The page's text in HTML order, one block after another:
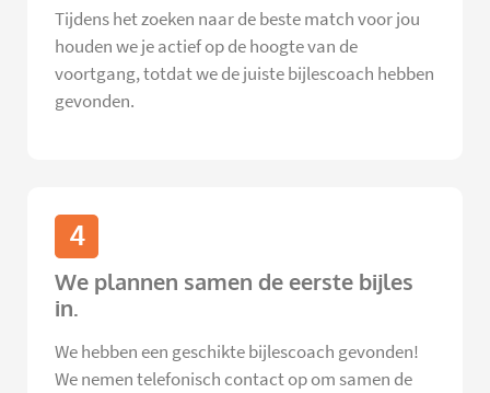
Tijdens het zoeken naar de beste match voor jou
houden we je actief op de hoogte van de
voortgang, totdat we de juiste bijlescoach hebben
gevonden.
4
We plannen samen de eerste bijles
in.
We hebben een geschikte bijlescoach gevonden!
We nemen telefonisch contact op om samen de